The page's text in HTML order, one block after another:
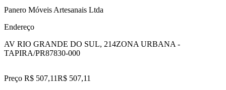
Panero Móveis Artesanais Ltda
Endereço
AV RIO GRANDE DO SUL, 214ZONA URBANA -
TAPIRA/PR87830-000
Preço R$ 507,11R$ 507,11